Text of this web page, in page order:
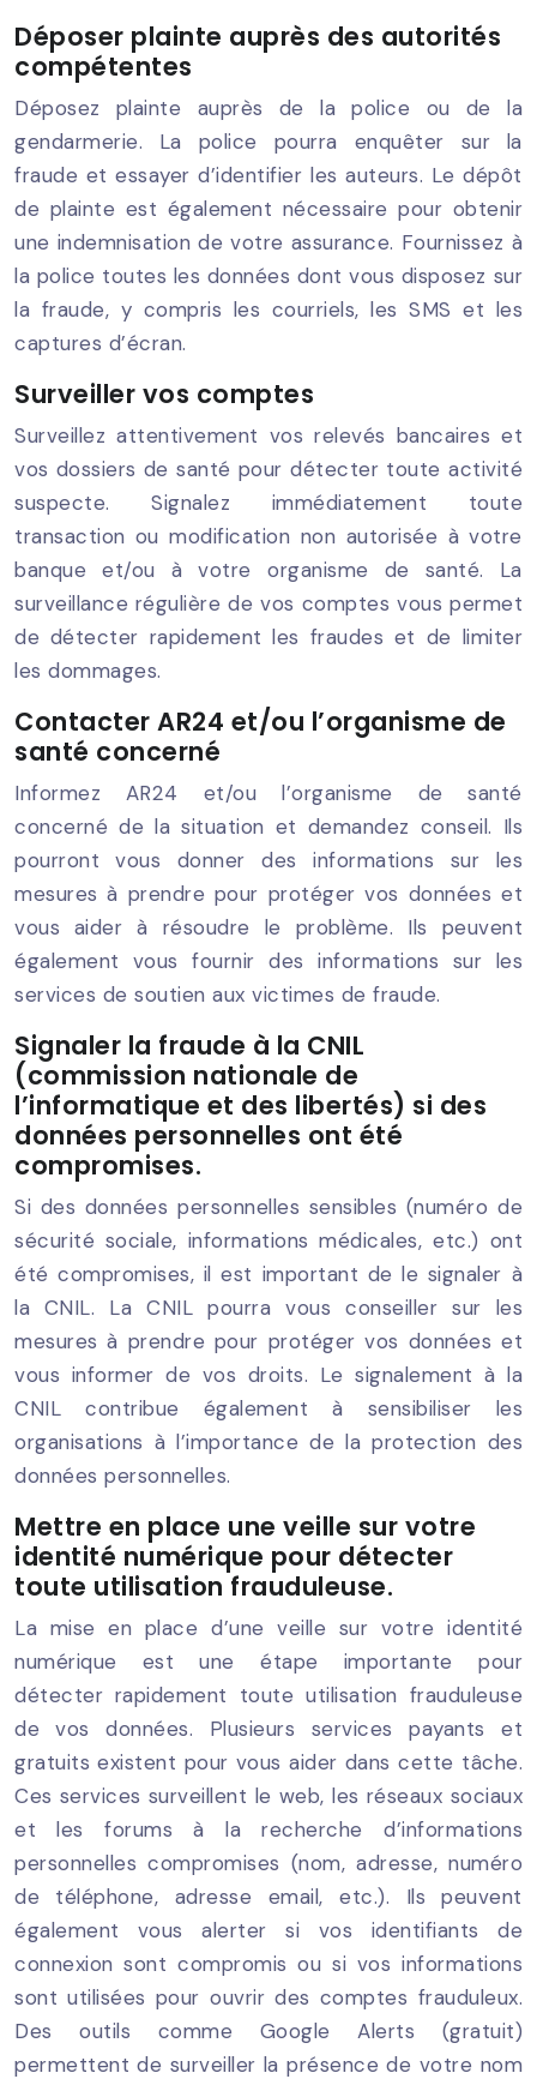
Déposer plainte auprès des autorités
compétentes
Déposez plainte auprès de la police ou de la
gendarmerie. La police pourra enquêter sur la
fraude et essayer d’identifier les auteurs. Le dépôt
de plainte est également nécessaire pour obtenir
une indemnisation de votre assurance. Fournissez à
la police toutes les données dont vous disposez sur
la fraude, y compris les courriels, les SMS et les
captures d’écran.
Surveiller vos comptes
Surveillez attentivement vos relevés bancaires et
vos dossiers de santé pour détecter toute activité
suspecte. Signalez immédiatement toute
transaction ou modification non autorisée à votre
banque et/ou à votre organisme de santé. La
surveillance régulière de vos comptes vous permet
de détecter rapidement les fraudes et de limiter
les dommages.
Contacter AR24 et/ou l’organisme de
santé concerné
Informez AR24 et/ou l’organisme de santé
concerné de la situation et demandez conseil. Ils
pourront vous donner des informations sur les
mesures à prendre pour protéger vos données et
vous aider à résoudre le problème. Ils peuvent
également vous fournir des informations sur les
services de soutien aux victimes de fraude.
Signaler la fraude à la CNIL
(commission nationale de
l’informatique et des libertés) si des
données personnelles ont été
compromises.
Si des données personnelles sensibles (numéro de
sécurité sociale, informations médicales, etc.) ont
été compromises, il est important de le signaler à
la CNIL. La CNIL pourra vous conseiller sur les
mesures à prendre pour protéger vos données et
vous informer de vos droits. Le signalement à la
CNIL contribue également à sensibiliser les
organisations à l’importance de la protection des
données personnelles.
Mettre en place une veille sur votre
identité numérique pour détecter
toute utilisation frauduleuse.
La mise en place d’une veille sur votre identité
numérique est une étape importante pour
détecter rapidement toute utilisation frauduleuse
de vos données. Plusieurs services payants et
gratuits existent pour vous aider dans cette tâche.
Ces services surveillent le web, les réseaux sociaux
et les forums à la recherche d’informations
personnelles compromises (nom, adresse, numéro
de téléphone, adresse email, etc.). Ils peuvent
également vous alerter si vos identifiants de
connexion sont compromis ou si vos informations
sont utilisées pour ouvrir des comptes frauduleux.
Des outils comme Google Alerts (gratuit)
permettent de surveiller la présence de votre nom